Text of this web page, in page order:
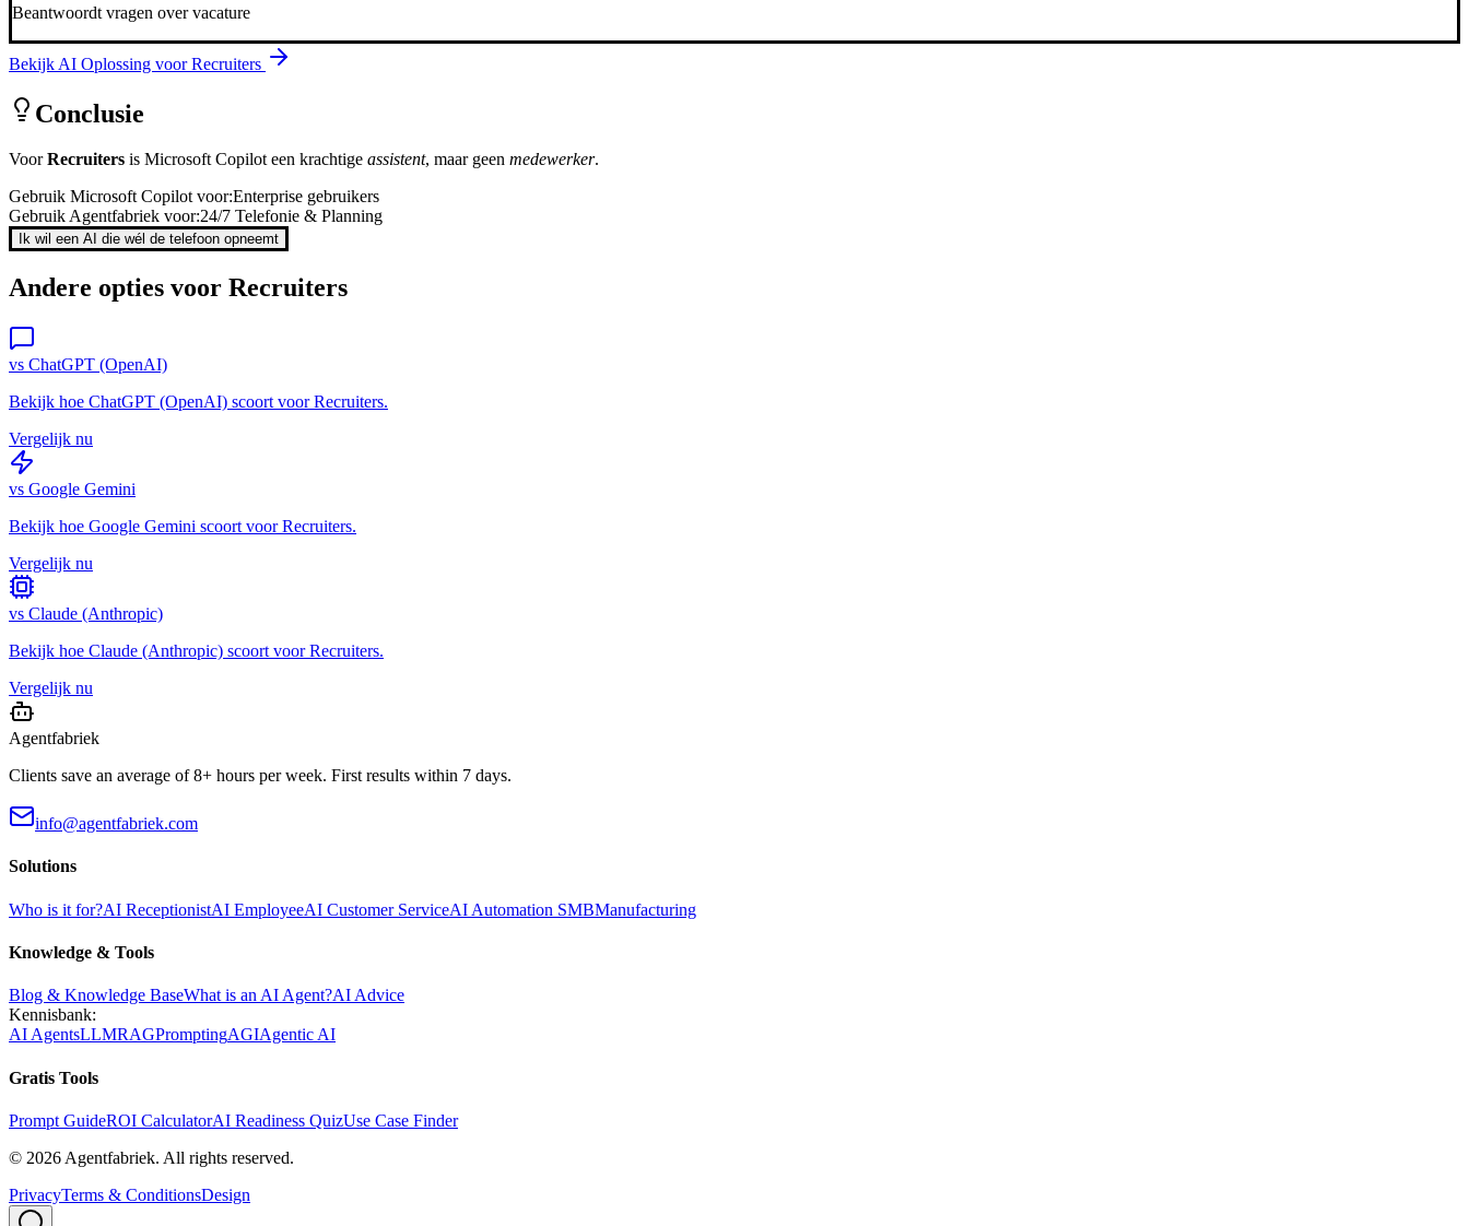
Beantwoordt vragen over vacature
Bekijk AI Oplossing voorRecruiters
Conclusie
VoorRecruiters is Microsoft Copiloteen krachtige assistent, maar geen medewerker.
Gebruik Microsoft Copilotvoor:Enterprise gebruikers
Gebruik Agentfabriek voor:24/7 Telefonie & Planning
Ik wil een AI die wél de telefoon opneemt
Andere opties voor Recruiters
vs ChatGPT (OpenAI)
Bekijk hoe ChatGPT (OpenAI) scoort voorRecruiters.
Vergelijk nu
vs Google Gemini
Bekijk hoe Google Gemini scoort voorRecruiters.
Vergelijk nu
vs Claude (Anthropic)
Bekijk hoe Claude (Anthropic) scoort voorRecruiters.
Vergelijk nu
Agentfabriek
Clients save an average of 8+ hours per week. First results within 7 days.
info@agentfabriek.com
Solutions
Who is it for?AI ReceptionistAI EmployeeAI Customer ServiceAI Automation SMBManufacturing
Knowledge & Tools
Blog & Knowledge BaseWhat is an AI Agent?AI Advice
Kennisbank:
AI AgentsLLMRAGPromptingAGIAgentic AI
Gratis Tools
Prompt GuideROI CalculatorAI Readiness QuizUse Case Finder
© 2026 Agentfabriek. All rights reserved.
PrivacyTerms & ConditionsDesign